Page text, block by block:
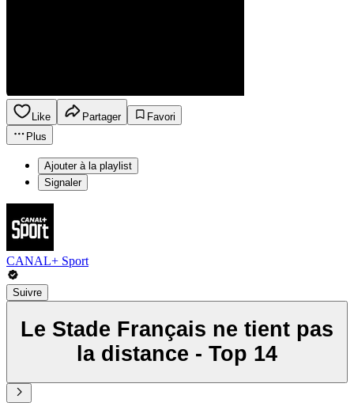
Like Partager
Favori
Plus
Ajouter à la playlist
Signaler
CANAL+ Sport
Suivre
Le Stade Français ne tient pas
la distance - Top 14